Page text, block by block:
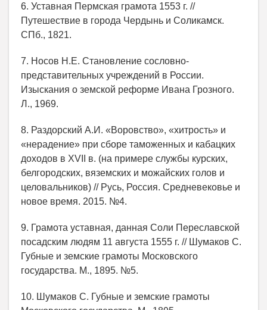
6. Уставная Пермская грамота 1553 г. //
Путешествие в города Чердынь и Соликамск.
СПб., 1821.
7. Носов Н.Е. Становление сословно-
представительных учреждений в России.
Изыскания о земской реформе Ивана Грозного.
Л., 1969.
8. Раздорский А.И. «Воровство», «хитрость» и
«нерадение» при сборе таможенных и кабацких
доходов в XVII в. (на примере службы курских,
белгородских, вяземских и можайских голов и
целовальников) // Русь, Россия. Средневековье и
новое время. 2015. №4.
9. Грамота уставная, данная Соли Переславской
посадским людям 11 августа 1555 г. // Шумаков С.
Губные и земские грамоты Московского
государства. М., 1895. №5.
10. Шумаков С. Губные и земские грамоты